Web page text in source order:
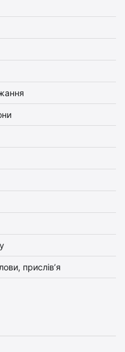
прислів’я